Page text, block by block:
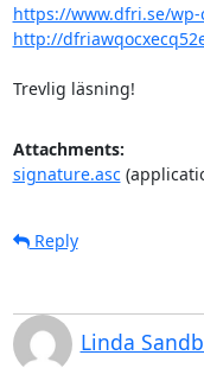
https://www.dfri.se/
http://
Trevlig läsning!
Attachments:
signature.asc
Reply
Linda